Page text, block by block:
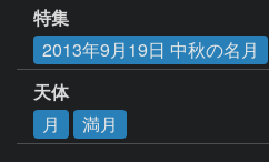
特集
2013年9月19日 中秋の名月
天体
月
満月